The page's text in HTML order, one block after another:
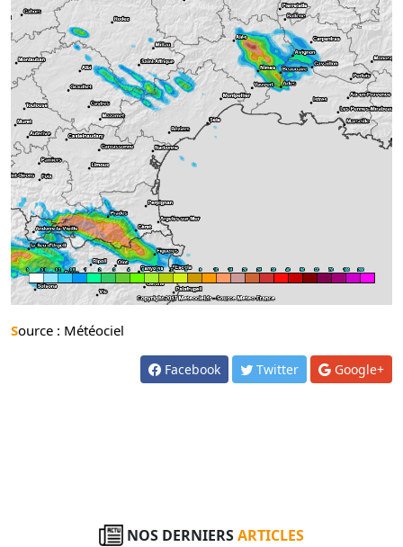
Source : Météociel
Facebook Twitter Google+
NOS DERNIERSARTICLES